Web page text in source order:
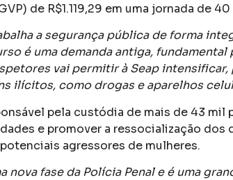
de R$1.119,29 em uma jornada de
a segurança pública de forma
é uma demanda antiga,
vai permitir à Seap
ilícitos, como drogas e aparelhos
pela custódia de mais de 43
e promover a ressocialização
agressores de mulheres.
nova fase da Polícia Penal e é uma